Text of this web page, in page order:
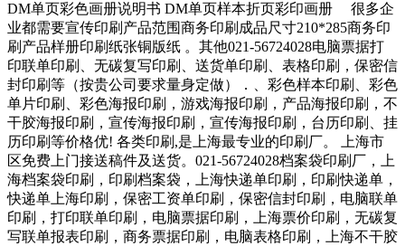
DM单页彩色画册说明书 DM单页样本折页彩印画册 很多企
业都需要宣传印刷产品范围商务印刷成品尺寸210*285商务印
刷产品样册印刷纸张铜版纸 。其他021-56724028电脑票据打
印联单印刷、无碳复写印刷、送货单印刷、表格印刷，保密信
封印刷等（按贵公司要求量身定做）．、彩色样本印刷、彩色
单片印刷、彩色海报印刷，游戏海报印刷，产品海报印刷，不
干胶海报印刷，宣传海报印刷，宣传海报印刷，台历印刷、挂
历印刷等价格优! 各类印刷,是上海最专业的印刷厂。 上海市
区免费上门接送稿件及送货。021-56724028档案袋印刷厂，上
海档案袋印刷，印刷档案袋，上海快递单印刷，印刷快递单，
快递单上海印刷，保密工资单印刷，保密信封印刷，电脑联单
印刷，打印联单印刷，电脑票据印刷，上海票价印刷，无碳复
写联单报表印刷，商务票据印刷，电脑表格印刷，上海不干胶